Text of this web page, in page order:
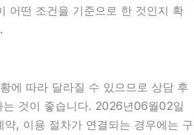
어떤 조건을 기준으로 한 것인지 확
에 따라 달라질 수 있으므로 상담 후
는 것이 좋습니다. 2026년06월02일
, 이용 절차가 연결되는 경우에는 구